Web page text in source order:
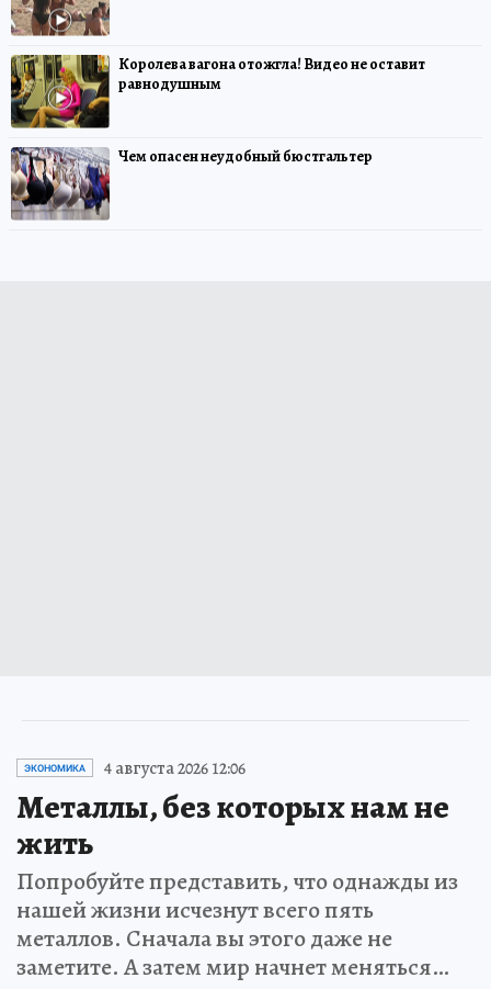
Королева вагона отожгла! Видео не оставит
равнодушным
Чем опасен неудобный бюстгальтер
ЭКОНОМИКА 4 августа 2026 12:06
Металлы, без которых нам не
жить
Попробуйте представить, что однажды из
нашей жизни исчезнут всего пять
металлов. Сначала вы этого даже не
заметите. А затем мир начнет меняться…